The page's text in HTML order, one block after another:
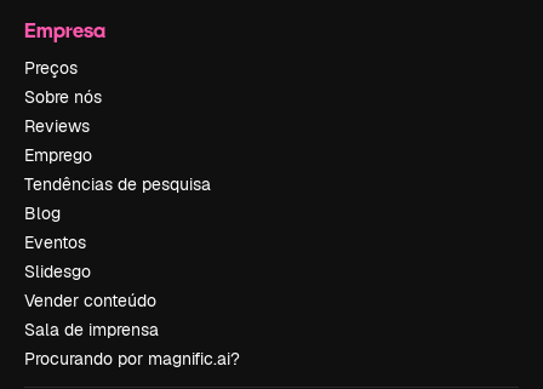
Empresa
Preços
Sobre nós
Reviews
Emprego
Tendências de pesquisa
Blog
Eventos
Slidesgo
Vender conteúdo
Sala de imprensa
Procurando por magnific.ai?